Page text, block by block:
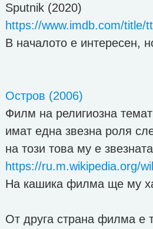
Sputnik (2020)
https://www.imdb.com/title/
В началото е интересен,
Остров (2006)
Филм на религиозна
имат една звезна роля
на този това му е
https://ru.m.wikipedia.org/
На кашика филма ще му
От друга страна филма е